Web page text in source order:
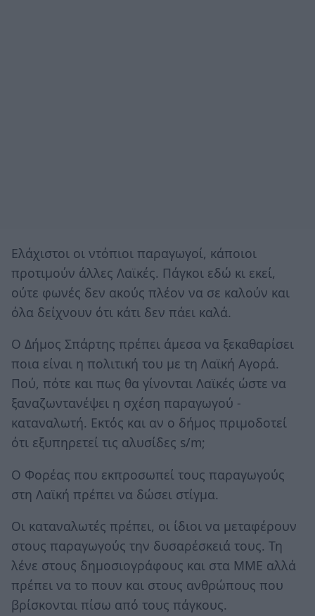
Ελάχιστοι οι ντόπιοι παραγωγοί, κάποιοι
προτιμούν άλλες Λαϊκές. Πάγκοι εδώ κι εκεί,
ούτε φωνές δεν ακούς πλέον να σε καλούν και
όλα δείχνουν ότι κάτι δεν πάει καλά.
Ο Δήμος Σπάρτης πρέπει άμεσα να ξεκαθαρίσει
ποια είναι η πολιτική του με τη Λαϊκή Αγορά.
Πού, πότε και πως θα γίνονται Λαϊκές ώστε να
ξαναζωντανέψει η σχέση παραγωγού -
καταναλωτή. Εκτός και αν ο δήμος πριμοδοτεί
ότι εξυπηρετεί τις αλυσίδες s/m;
Ο Φορέας που εκπροσωπεί τους παραγωγούς
στη Λαϊκή πρέπει να δώσει στίγμα.
Οι καταναλωτές πρέπει, οι ίδιοι να μεταφέρουν
στους παραγωγούς την δυσαρέσκειά τους. Τη
λένε στους δημοσιογράφους και στα ΜΜΕ αλλά
πρέπει να το πουν και στους ανθρώπους που
βρίσκονται πίσω από τους πάγκους.